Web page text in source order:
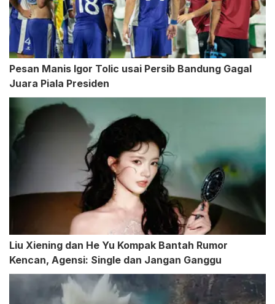
Pesan Manis Igor Tolic usai Persib Bandung Gagal
Juara Piala Presiden
Liu Xiening dan He Yu Kompak Bantah Rumor
Kencan, Agensi: Single dan Jangan Ganggu